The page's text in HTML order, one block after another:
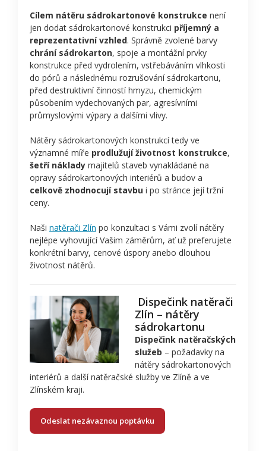
Cílem nátěru sádrokartonové konstrukce není
jen dodat sádrokartonové konstrukci příjemný a
reprezentativní vzhled. Správně zvolené barvy
chrání sádrokarton, spoje a montážní prvky
konstrukce před vydrolením, vstřebáváním vlhkosti
do pórů a následnému rozrušování sádrokartonu,
před destruktivní činností hmyzu, chemickým
působením vydechovaných par, agresívními
průmyslovými výpary a dalšími vlivy.
Nátěry sádrokartonových konstrukcí tedy ve
významné míře prodlužují životnost konstrukce,
šetří náklady majitelů staveb vynakládané na
opravy sádrokartonových interiérů a budov a
celkově zhodnocují stavbu i po stránce její tržní
ceny.
Naši natěrači Zlín po konzultaci s Vámi zvolí nátěry
nejlépe vyhovující Vašim záměrům, ať už preferujete
konkrétní barvy, cenové úspory anebo dlouhou
životnost nátěrů.
Dispečink natěrači
Zlín – nátěry
sádrokartonu
Dispečink natěračských
služeb – požadavky na
nátěry sádrokartonových
interiérů a další natěračské služby ve Zlíně a ve
Zlínském kraji.
Odeslat nezávaznou poptávku